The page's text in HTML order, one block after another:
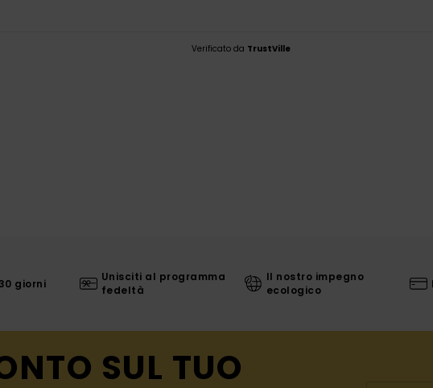
Verificato da TrustVille
giorni
Unisciti al programma
fedeltà
Il nostro impegno
ecologico
SUL TUO